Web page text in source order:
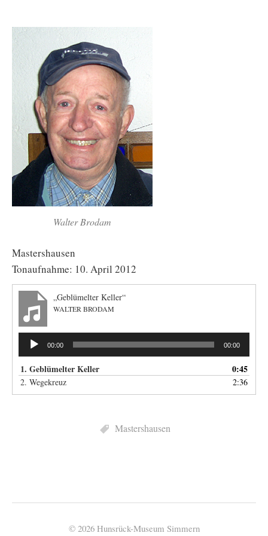
Walter Brodam
Mastershausen
Tonaufnahme: 10. April 2012
„Geblümelter Keller“
WALTER BRODAM
Audio-
Player
00:00 00:00
1. Geblümelter Keller 0:45
2. Wegekreuz 2:36
Mastershausen
© 2026 Hunsrück-Museum Simmern